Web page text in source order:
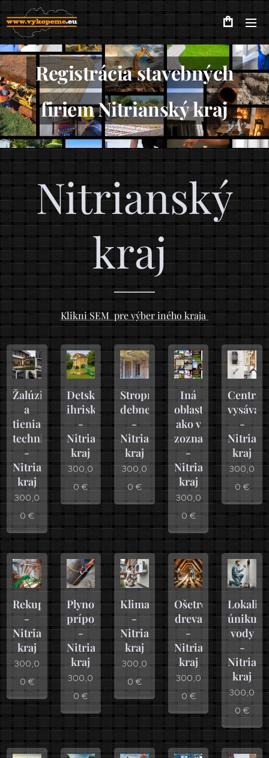
Registrácia stavebných
firiem Nitrianský kraj
Nitrianský
kraj
Klikni SEM pre výber iného kraja
Žalúzie
a
tieniaca
technika
-
Nitriansky
kraj
300,0
0€
Detské
ihriská
-
Nitriansky
kraj
300,0
0€
Stropné
debnenie
-
Nitriansky
kraj
300,0
0€
Iná
oblasť
ako v
zozname
-
Nitriansky
kraj
300,0
0€
-
kraj
300,0
0€
Rekuperácie
-
Nitriansky
kraj
300,0
0€
Plynové
prípojky
-
Nitriansky
kraj
300,0
0 €
Klimatizácie
-
Nitriansky
kraj
300,0
0€
Ošetrenie
dreva
-
Nitriansky
kraj
300,0
0€
úniku
vody
-
kraj
300,0
0 €